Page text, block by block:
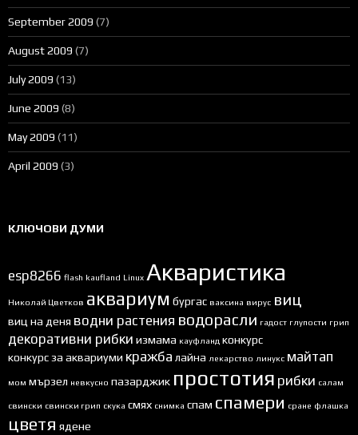
September 2009 (7)
August 2009 (7)
July 2009 (13)
June 2009 (8)
May 2009 (11)
April 2009 (3)
КЛЮЧОВИ ДУМИ
esp8266 flash kaufland Linux Акваристика
Николай Цветков аквариум бургас ваксина вирус виц
виц на деня водни растения водорасли гадост глупости грип
декоративни рибки измама кауфланд конкурс
конкурс за аквариуми кражба лайна лекарство линукс майтап
мом мързел невкусно пазарджик простотия рибки салам
свински свински грип скука смях снимка спам спамери сране флашка
цветя ядене